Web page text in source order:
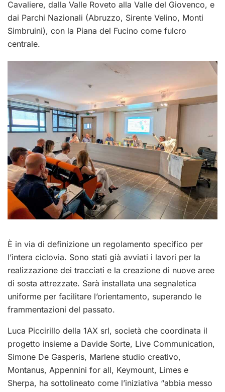
Cavaliere, dalla Valle Roveto alla Valle del Giovenco, e
dai Parchi Nazionali (Abruzzo, Sirente Velino, Monti
Simbruini), con la Piana del Fucino come fulcro
centrale.
È in via di definizione un regolamento specifico per
l’intera ciclovia. Sono stati già avviati i lavori per la
realizzazione dei tracciati e la creazione di nuove aree
di sosta attrezzate. Sarà installata una segnaletica
uniforme per facilitare l’orientamento, superando le
frammentazioni del passato.
Luca Piccirillo della 1AX srl, società che coordinata il
progetto insieme a Davide Sorte, Live Communication,
Simone De Gasperis, Marlene studio creativo,
Montanus, Appennini for all, Keymount, Limes e
Sherpa, ha sottolineato come l’iniziativa “abbia messo